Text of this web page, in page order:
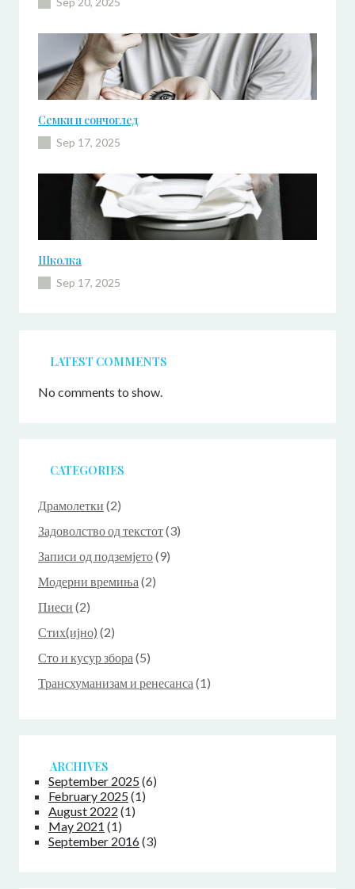
Семки и сончоглед
Sep 17, 2025
Школка
Sep 17, 2025
LATEST COMMENTS
No comments to show.
CATEGORIES
Драмолетки (2)
Задоволство од текстот(3)
Записи од подземјето(9)
Модерни времиња (2)
Пиеси (2)
Стих(ијно) (2)
Сто и кусур збора (5)
Трансхуманизам и ренесанса (1)
ARCHIVES
September 2025(6)
February 2025(1)
August 2022 (1)
May 2021 (1)
September 2016(3)